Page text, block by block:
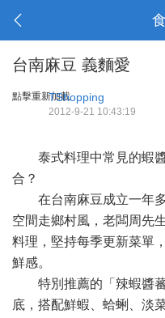
台南麻豆 義麵愛
點擊重新加載TShopping
2012-9-21 10:43:19
泰式料理中常見的蝦醬
合？
在台南麻豆成立一年多
空間走鄉村風，老闆周先
料理，堅持每季更新菜單
鮮感。
特別推薦的「辣蝦醬蕃
底，搭配鮮蝦、蛤蜊、淡